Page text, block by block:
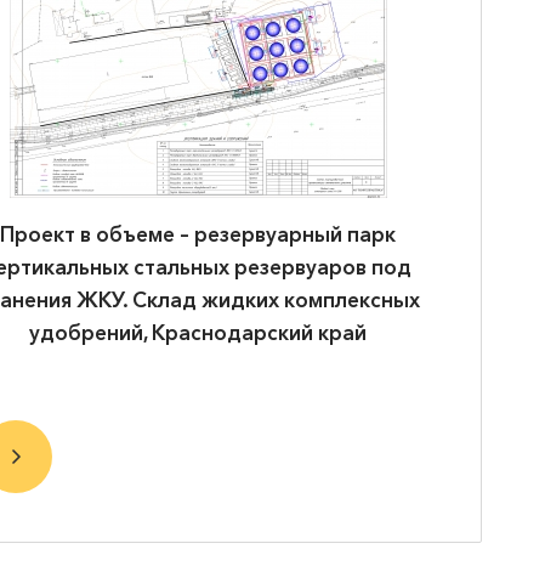
Проект в объеме – терминал хранения и
перевалке битума. Нефтебаза,
Краснодарский край